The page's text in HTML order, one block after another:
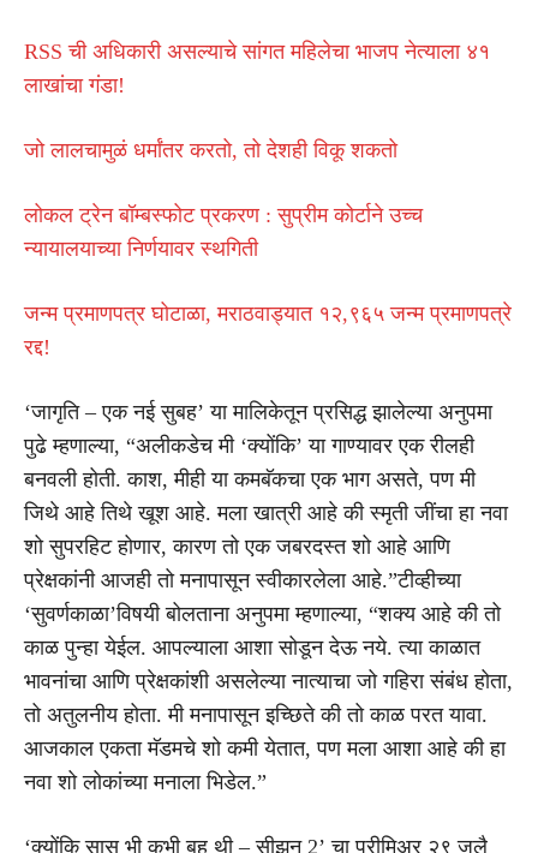
RSS ची अधिकारी असल्याचे सांगत महिलेचा भाजप नेत्याला ४१
लाखांचा गंडा!
जो लालचामुळं धर्मांतर करतो, तो देशही विकू शकतो
लोकल ट्रेन बॉम्बस्फोट प्रकरण : सुप्रीम कोर्टाने उच्च
न्यायालयाच्या निर्णयावर स्थगिती
जन्म प्रमाणपत्र घोटाळा, मराठवाड्यात १२,९६५ जन्म प्रमाणपत्रे
रद्द!
‘जागृति – एक नई सुबह’ या मालिकेतून प्रसिद्ध झालेल्या अनुपमा
पुढे म्हणाल्या, “अलीकडेच मी ‘क्योंकि’ या गाण्यावर एक रीलही
बनवली होती. काश, मीही या कमबॅकचा एक भाग असते, पण मी
जिथे आहे तिथे खूश आहे. मला खात्री आहे की स्मृती जींचा हा नवा
शो सुपरहिट होणार, कारण तो एक जबरदस्त शो आहे आणि
प्रेक्षकांनी आजही तो मनापासून स्वीकारलेला आहे.”टीव्हीच्या
‘सुवर्णकाळा’विषयी बोलताना अनुपमा म्हणाल्या, “शक्य आहे की तो
काळ पुन्हा येईल. आपल्याला आशा सोडून देऊ नये. त्या काळात
भावनांचा आणि प्रेक्षकांशी असलेल्या नात्याचा जो गहिरा संबंध होता,
तो अतुलनीय होता. मी मनापासून इच्छिते की तो काळ परत यावा.
आजकाल एकता मॅडमचे शो कमी येतात, पण मला आशा आहे की हा
नवा शो लोकांच्या मनाला भिडेल.”
‘क्योंकि सास भी कभी बहू थी – सीझन 2’ चा प्रीमिअर २९ जुलै